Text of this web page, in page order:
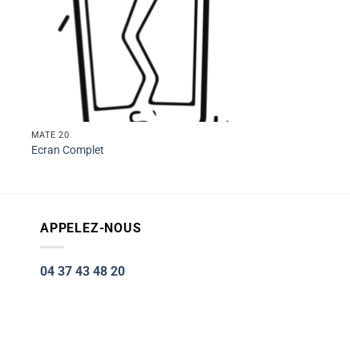
MATE 20
Ecran Complet
APPELEZ-NOUS
04 37 43 48 20